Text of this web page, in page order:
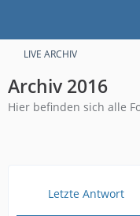
LIVE ARCHIV
Archiv 2016
Hier befinden sich alle
Letzte Antwort